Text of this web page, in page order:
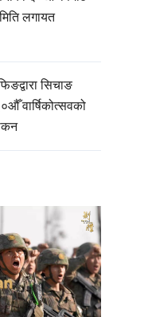
लगायत
सिचाङ
वार्षिकोत्सवको